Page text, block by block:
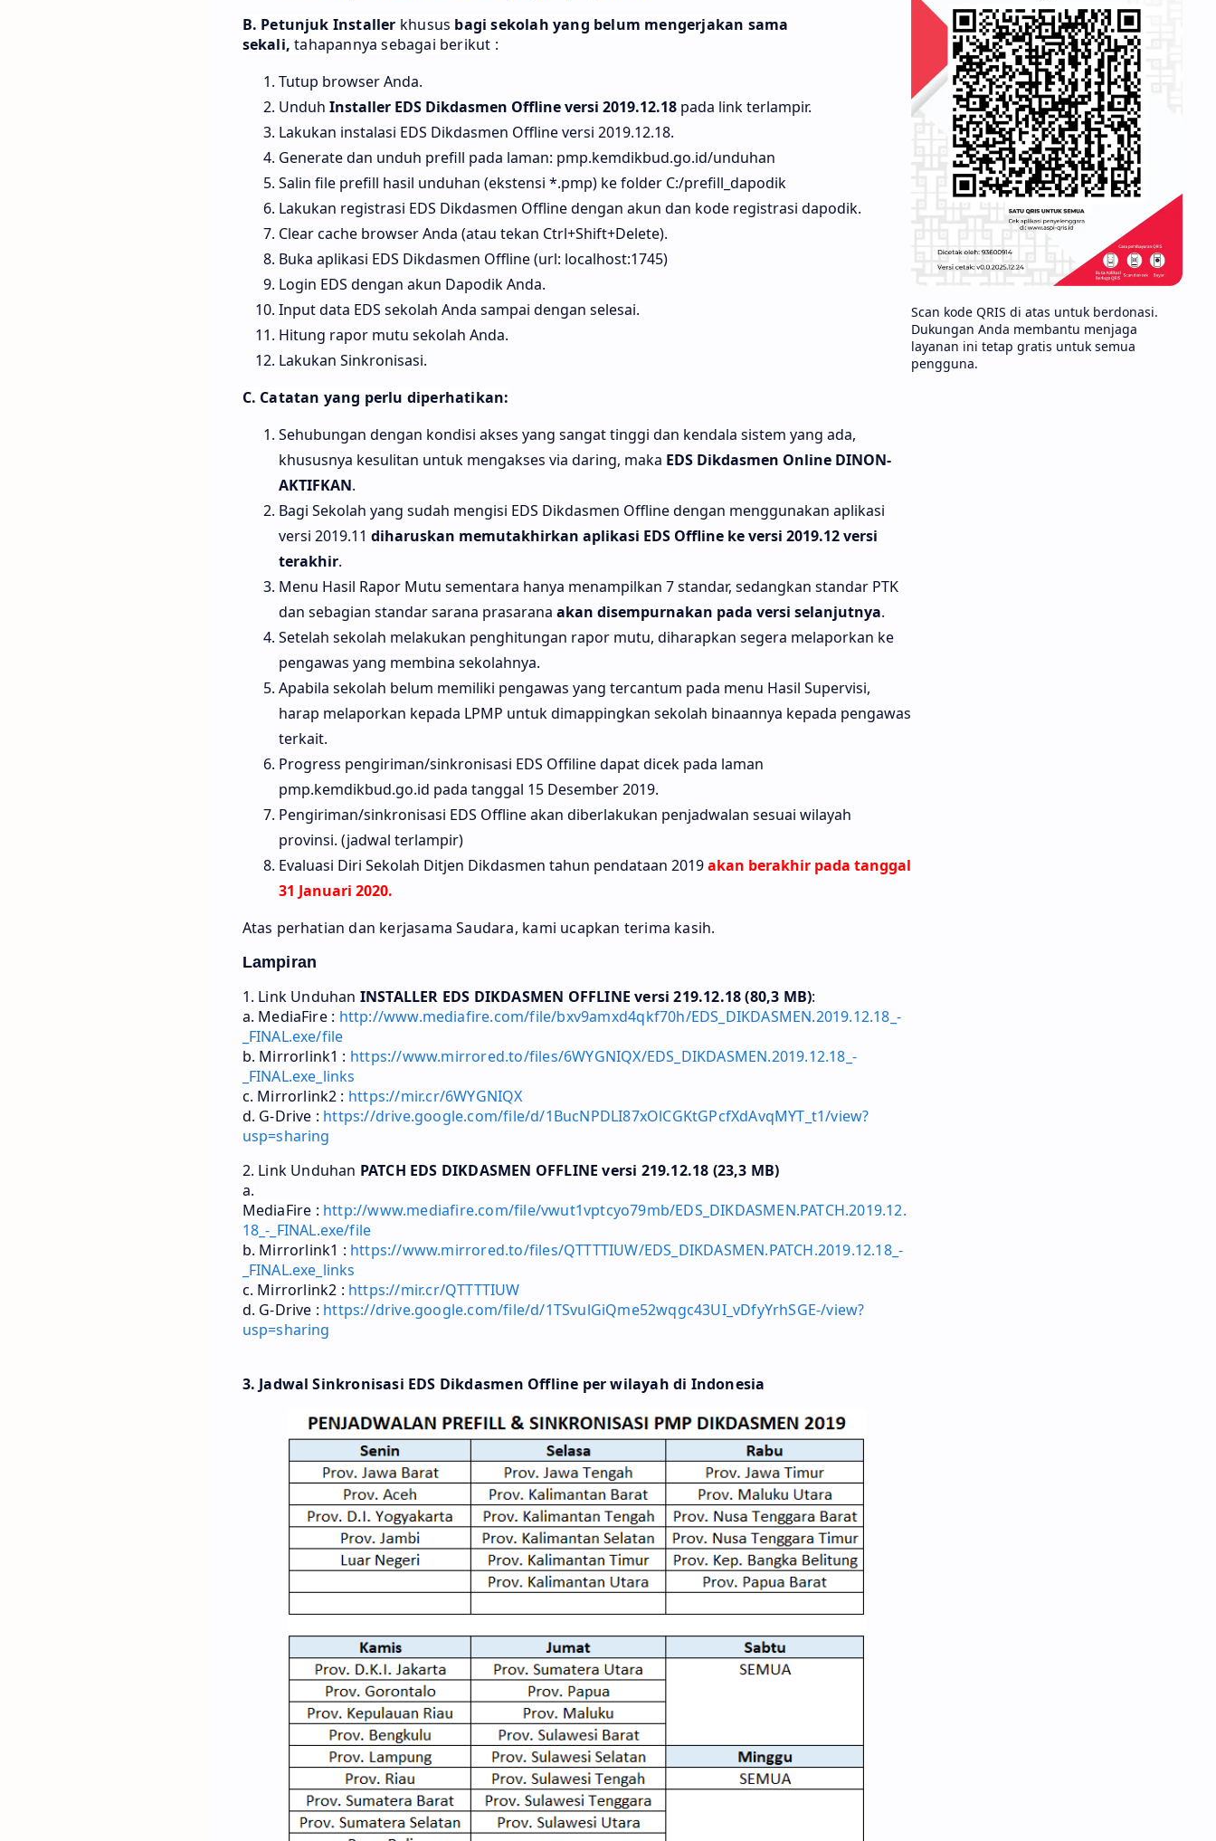
B. Petunjuk Installer khusus bagi sekolah yang belum mengerjakan sama
sekali, tahapannya sebagai berikut :
Tutup browser Anda.
Unduh Installer EDS Dikdasmen Offline versi 2019.12.18 pada link terlampir.
Lakukan instalasi EDS Dikdasmen Offline versi 2019.12.18.
Generate dan unduh prefill pada laman: pmp.kemdikbud.go.id/unduhan
Salin file prefill hasil unduhan (ekstensi *.pmp) ke folder C:/prefill_dapodik
Lakukan registrasi EDS Dikdasmen Offline dengan akun dan kode registrasi dapodik.
Clear cache browser Anda (atau tekan Ctrl+Shift+Delete).
Buka aplikasi EDS Dikdasmen Offline (url: localhost:1745)
Login EDS dengan akun Dapodik Anda.
Input data EDS sekolah Anda sampai dengan selesai.
Hitung rapor mutu sekolah Anda.
Lakukan Sinkronisasi.
C. Catatan yang perlu diperhatikan:
Sehubungan dengan kondisi akses yang sangat tinggi dan kendala sistem yang ada,
khususnya kesulitan untuk mengakses via daring, maka EDS Dikdasmen Online DINON-
AKTIFKAN.
Bagi Sekolah yang sudah mengisi EDS Dikdasmen Offline dengan menggunakan aplikasi
versi 2019.11 diharuskan memutakhirkan aplikasi EDS Offline ke versi 2019.12 versi
terakhir.
Menu Hasil Rapor Mutu sementara hanya menampilkan 7 standar, sedangkan standar PTK
dan sebagian standar sarana prasarana akan disempurnakan pada versi selanjutnya.
Setelah sekolah melakukan penghitungan rapor mutu, diharapkan segera melaporkan ke
pengawas yang membina sekolahnya.
Apabila sekolah belum memiliki pengawas yang tercantum pada menu Hasil Supervisi,
harap melaporkan kepada LPMP untuk dimappingkan sekolah binaannya kepada pengawas
terkait.
Progress pengiriman/sinkronisasi EDS Offiline dapat dicek pada laman
pmp.kemdikbud.go.id pada tanggal 15 Desember 2019.
Pengiriman/sinkronisasi EDS Offline akan diberlakukan penjadwalan sesuai wilayah
provinsi. (jadwal terlampir)
Evaluasi Diri Sekolah Ditjen Dikdasmen tahun pendataan 2019 akan berakhir pada tanggal
31 Januari 2020.
Atas perhatian dan kerjasama Saudara, kami ucapkan terima kasih.
Lampiran
1. Link Unduhan INSTALLER EDS DIKDASMEN OFFLINE versi 219.12.18 (80,3 MB):
a. MediaFire : http://www.mediafire.com/file/bxv9amxd4qkf70h/EDS_DIKDASMEN.2019.12.18_-
_FINAL.exe/file
b. Mirrorlink1 : https://www.mirrored.to/files/6WYGNIQX/EDS_DIKDASMEN.2019.12.18_-
_FINAL.exe_links
c. Mirrorlink2 : https://mir.cr/6WYGNIQX
d. G-Drive : https://drive.google.com/file/d/1BucNPDLI87xOlCGKtGPcfXdAvqMYT_t1/view?
usp=sharing
2. Link Unduhan PATCH EDS DIKDASMEN OFFLINE versi 219.12.18 (23,3 MB)
a.
MediaFire : http://www.mediafire.com/file/vwut1vptcyo79mb/EDS_DIKDASMEN.PATCH.2019.12.
18_-_FINAL.exe/file
b. Mirrorlink1 : https://www.mirrored.to/files/QTTTTIUW/EDS_DIKDASMEN.PATCH.2019.12.18_-
_FINAL.exe_links
c. Mirrorlink2 : https://mir.cr/QTTTTIUW
d. G-Drive : https://drive.google.com/file/d/1TSvulGiQme52wqgc43UI_vDfyYrhSGE-/view?
usp=sharing
3. Jadwal Sinkronisasi EDS Dikdasmen Offline per wilayah di Indonesia
Scan kode QRIS di atas untuk berdonasi.
Dukungan Anda membantu menjaga
layanan ini tetap gratis untuk semua
pengguna.